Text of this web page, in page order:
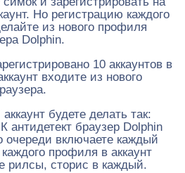
Но регистрацию каждого
из нового профиля
Dolphin.
10 аккаунтов в
входите из нового
будете делать так:
антидетект браузер Dolphin
очереди включаете каждый
профиля в аккаунт
рилсы, сторис в каждый.